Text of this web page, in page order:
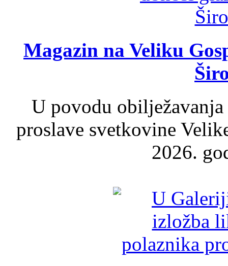
Magazin na Veliku
U povodu
proslave svetkovine
2026.